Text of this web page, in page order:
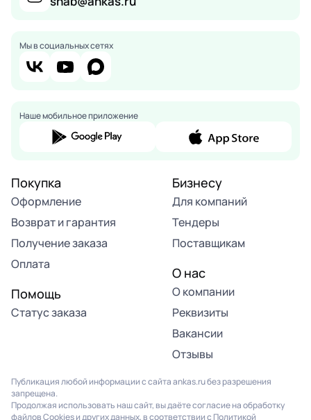
Мы в социальных сетях
Наше мобильное приложение
Покупка
Оформление
Возврат и гарантия
Получение заказа
Оплата
Помощь
Статус заказа
Бизнесу
Для компаний
Тендеры
Поставщикам
О нас
О компании
Реквизиты
Вакансии
Отзывы
Публикация любой информации с сайта ankas.ru без разрешения
запрещена.
Продолжая использовать наш сайт, вы даёте согласие на обработку
файлов Cookies и других данных, в соответствии с Политикой